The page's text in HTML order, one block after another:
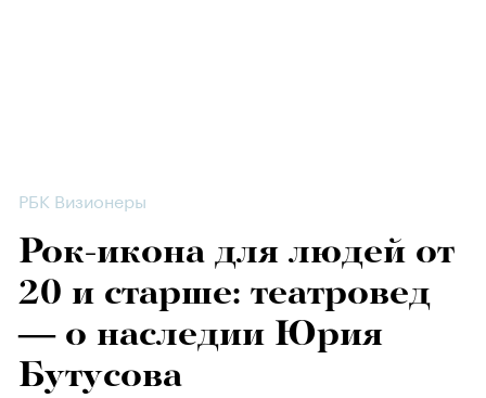
РБК Визионеры
Рок-икона для людей от
20 и старше: театровед
— о наследии Юрия
Бутусова